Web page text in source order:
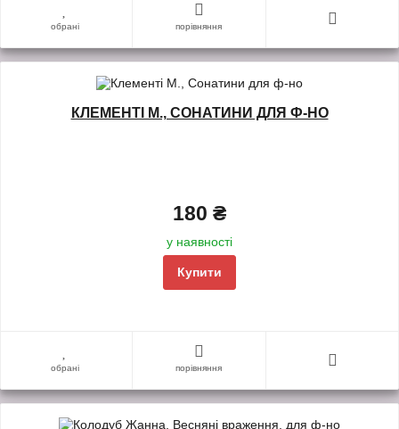
обрані порівняння
КЛЕМЕНТІ М., СОНАТИНИ ДЛЯ Ф-НО
180 ₴
у наявності
Купити
обрані порівняння